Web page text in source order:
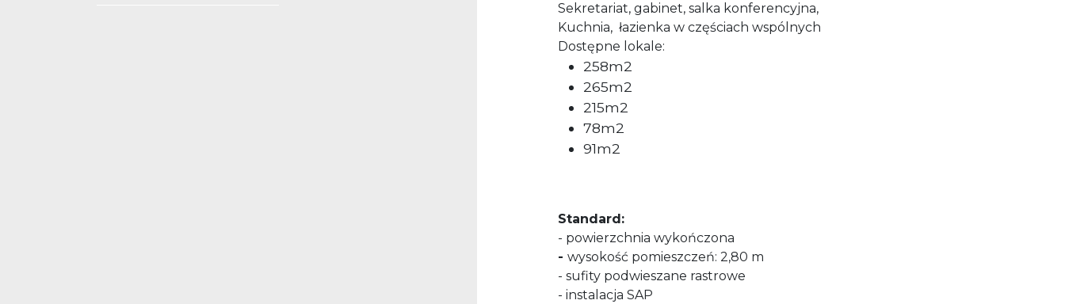
Sekretariat, gabinet, salka konferencyjna,
Kuchnia, łazienka w częściach wspólnych
Dostępne lokale:
258m2
265m2
215m2
78m2
91m2
Standard:
- powierzchnia wykończona
- wysokość pomieszczeń: 2,80 m
- sufity podwieszane rastrowe
- instalacja SAP